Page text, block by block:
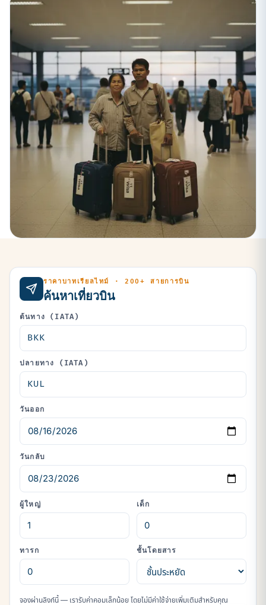
ราคาบาทเรียลไทม์ · 200+ สายการบิน
ค้นหาเที่ยวบิน
ต้นทาง (IATA)
ปลายทาง (IATA)
วันออก
วันกลับ
ผู้ใหญ่ เด็ก
ทารก ชั้นโดยสาร
จองผ่านลิงก์นี้ — เรารับค่าคอมเล็กน้อย โดยไม่มีค่าใช้จ่ายเพิ่มเติมสำหรับคุณ